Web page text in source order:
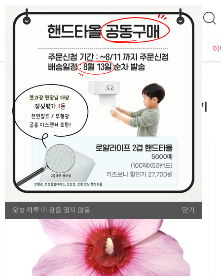
오늘 하루 이 창을 열지 않음 닫기
오늘 하루 이 창을 열지 않음 닫기
MD추천 PLAYLAB NEW BEST
공예/수예 재료
[호국보훈 감사 모음전] 무궁화 바람개비 만들기